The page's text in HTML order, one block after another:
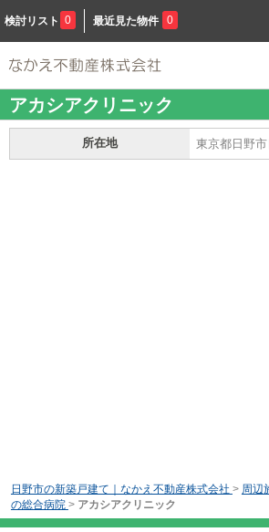
検討リスト 0 最近見た物件 0
アカシアクリニック
所在地 東京都日野
日野市の新築戸建て｜なかえ不動産株式会社 > 周辺
の総合病院 > アカシアクリニック